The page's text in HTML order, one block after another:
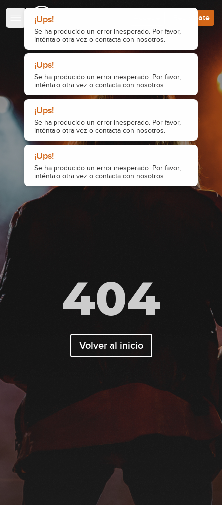
¡Ups!
Se ha producido un error inesperado. Por favor,
inténtalo otra vez o contacta con nosotros.
¡Ups!
Se ha producido un error inesperado. Por favor,
inténtalo otra vez o contacta con nosotros.
¡Ups!
Se ha producido un error inesperado. Por favor,
inténtalo otra vez o contacta con nosotros.
¡Ups!
Se ha producido un error inesperado. Por favor,
inténtalo otra vez o contacta con nosotros.
Regístrate
404
Volver al inicio
Escuela de Guitarristas